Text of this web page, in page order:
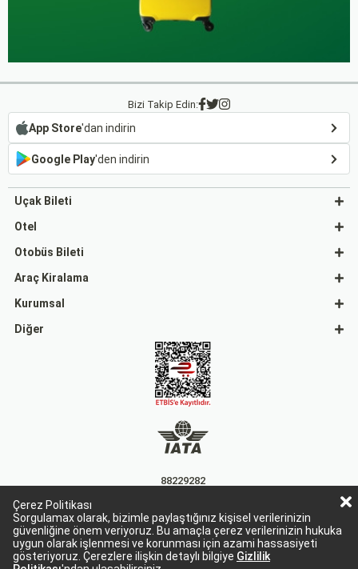
Çerez Politikası
Sorgulamax olarak, bizimle paylaştığınız kişisel verilerinizin
güvenliğine önem veriyoruz. Bu amaçla çerez verilerinizin hukuka
uygun olarak işlenmesi ve korunması için azami hassasiyeti
gösteriyoruz. Çerezlere ilişkin detaylı bilgiye Gizlilik
Bizi Takip Edin:
App Store'dan indirin
Google Play'den indirin
Uçak Bileti
Otel
Otobüs Bileti
Araç Kiralama
Kurumsal
Diğer
88229282
15863